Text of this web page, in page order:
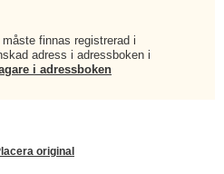
finnas registrerad i
adress i adressboken i
i adressboken
original